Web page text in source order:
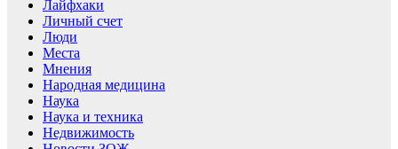
Лайфхаки
Личный счет
Люди
Места
Мнения
Народная медицина
Наука
Наука и техника
Недвижимость